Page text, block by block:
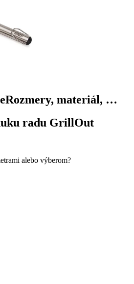
Rozmery, materiál, …
radu GrillOut
alebo výberom?